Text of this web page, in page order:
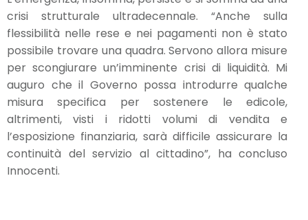
crisi strutturale ultradecennale. “Anche sulla
flessibilità nelle rese e nei pagamenti non è stato
possibile trovare una quadra. Servono allora misure
per scongiurare un’imminente crisi di liquidità. Mi
auguro che il Governo possa introdurre qualche
misura specifica per sostenere le edicole,
altrimenti, visti i ridotti volumi di vendita e
l’esposizione finanziaria, sarà difficile assicurare la
continuità del servizio al cittadino”, ha concluso
Innocenti.